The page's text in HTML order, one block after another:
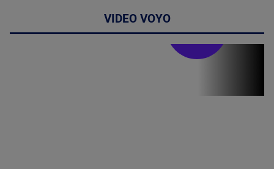
VIDEO VOYO